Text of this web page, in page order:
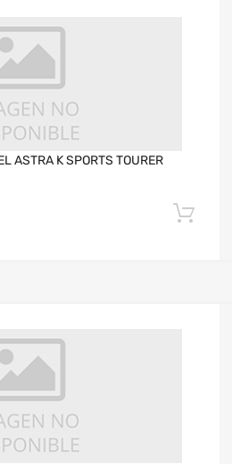
ASTRA K SPORTS TOURER